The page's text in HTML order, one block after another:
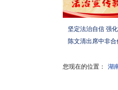
您现在的位置： 湖